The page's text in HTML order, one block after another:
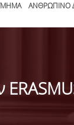
ΑΝΘΡΩΠΙΝΟ